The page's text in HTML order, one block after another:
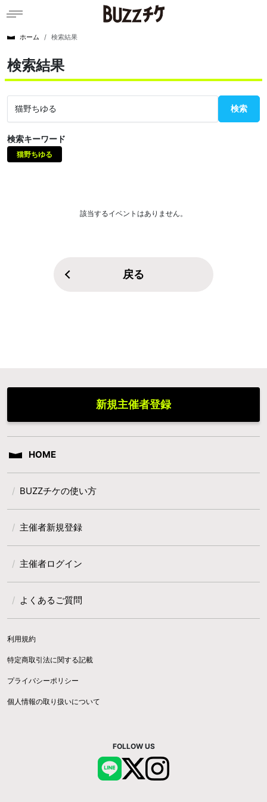
ホーム 検索結果
検索結果
検索
検索キーワード
猫野ちゆる
該当するイベントはありません。
戻る
新規主催者登録
HOME
BUZZチケの使い方
主催者新規登録
主催者ログイン
よくあるご質問
利用規約
特定商取引法に関する記載
プライバシーポリシー
個人情報の取り扱いについて
FOLLOW US